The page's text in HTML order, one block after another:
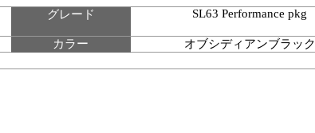
グレード SL63 Performance pkg
カラー オブシディアンブラック